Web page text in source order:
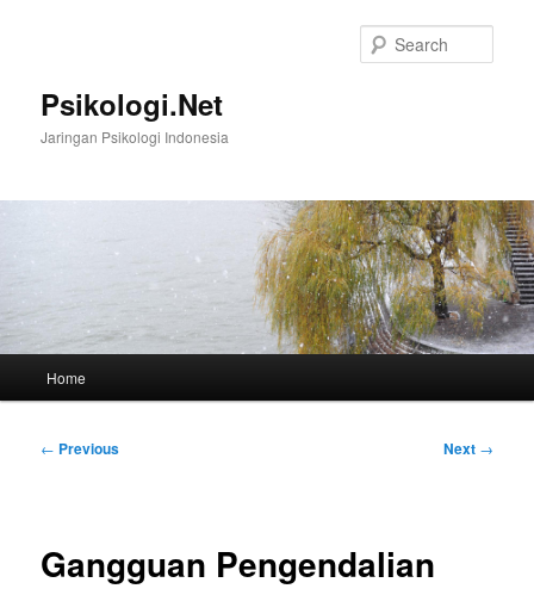
Psikologi.Net
Jaringan Psikologi Indonesia
Home
Post
← Previous Next →
Gangguan Pengendalian